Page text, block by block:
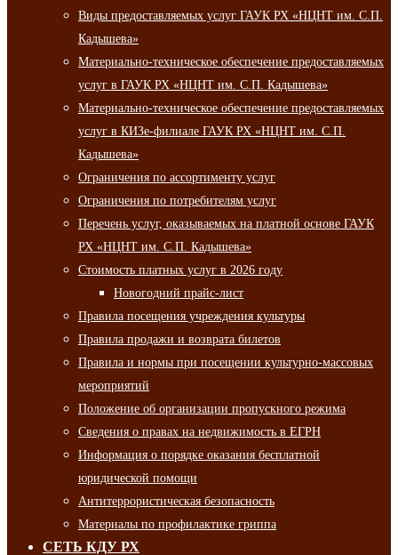
Виды предоставляемых услуг ГАУК РХ «НЦНТ им. С.П.
Кадышева»
Материально-техническое обеспечение предоставляемых
услуг в ГАУК РХ «НЦНТ им. С.П. Кадышева»
Материально-техническое обеспечение предоставляемых
услуг в КИЗе-филиале ГАУК РХ «НЦНТ им. С.П.
Кадышева»
Ограничения по ассортименту услуг
Ограничения по потребителям услуг
Перечень услуг, оказываемых на платной основе ГАУК
РХ «НЦНТ им. С.П. Кадышева»
Стоимость платных услуг в 2026 году
Новогодний прайс-лист
Правила посещения учреждения культуры
Правила продажи и возврата билетов
Правила и нормы при посещении культурно-массовых
мероприятий
Положение об организации пропускного режима
Сведения о правах на недвижимость в ЕГРН
Информация о порядке оказания бесплатной
юридической помощи
Антитеррористическая безопасность
Материалы по профилактике гриппа
СЕТЬ КДУ РХ